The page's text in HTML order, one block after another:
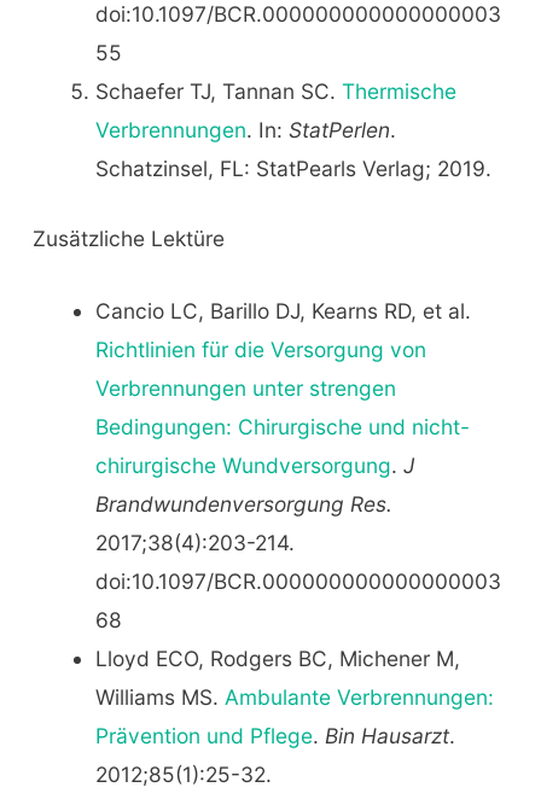
doi:10.1097/BCR.000000000000000003
55
Schaefer TJ, Tannan SC. Thermische
Verbrennungen. In: StatPerlen.
Schatzinsel, FL: StatPearls Verlag; 2019.
Zusätzliche Lektüre
Cancio LC, Barillo DJ, Kearns RD, et al.
Richtlinien für die Versorgung von
Verbrennungen unter strengen
Bedingungen: Chirurgische und nicht-
chirurgische Wundversorgung. J
Brandwundenversorgung Res.
2017;38(4):203-214.
doi:10.1097/BCR.000000000000000003
68
Lloyd ECO, Rodgers BC, Michener M,
Williams MS. Ambulante Verbrennungen:
Prävention und Pflege. Bin Hausarzt.
2012;85(1):25-32.